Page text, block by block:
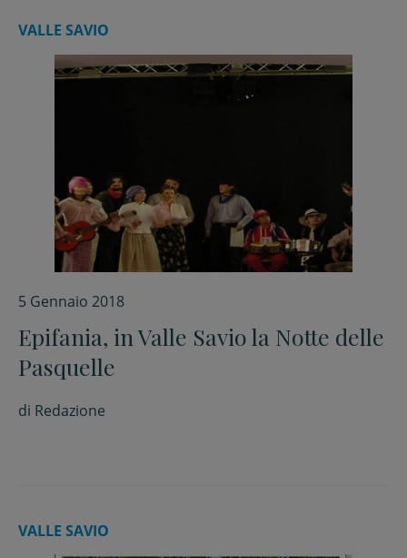
VALLE SAVIO
5 Gennaio 2018
Epifania, in Valle Savio la Notte delle
Pasquelle
di Redazione
VALLE SAVIO